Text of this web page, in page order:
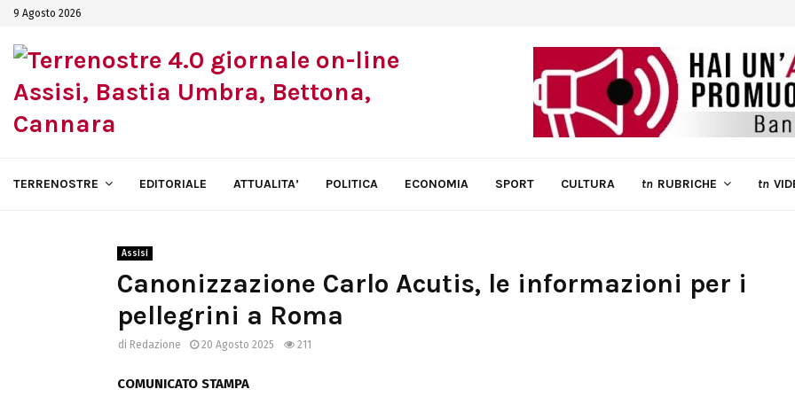
9 Agosto 2026
TERRENOSTRE EDITORIALE ATTUALITA’ POLITICA ECONOMIA SPORT CULTURA tn RUBRICHE tn
Assisi
Canonizzazione Carlo Acutis, le informazioni per i
pellegrini a Roma
di Redazione 20 Agosto 2025 211
COMUNICATO STAMPA